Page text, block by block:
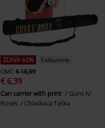
ZĽAVA 62%
Exkluzívne
OMC € 16,99
€ 6,39
Can carrier with print
Guns N'
Roses
Chladiaca Taška